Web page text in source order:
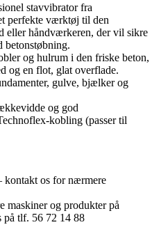
stavvibrator fra
perfekte værktøj til den
eller håndværkeren, der vil sikre
betonstøbning.
og hulrum i den friske beton,
og en flot, glat overflade.
gulve, bjælker og
og god
kobling (passer til
kontakt os for nærmere
maskiner og produkter på
på tlf. 56 72 14 88